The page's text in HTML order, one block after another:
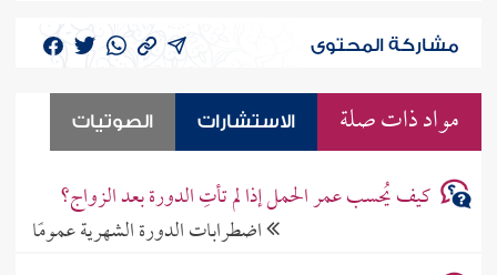
مشاركة المحتوى
مواد ذات صلة الاستشارات الصوتيات
كيف يُحسب عمر الحمل إذا لم تأتِ الدورة بعد الزواج؟
اضطرابات الدورة الشهرية عمومًا